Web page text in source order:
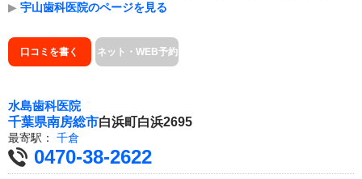
▶ 宇山歯科医院のページを見る
口コミを書く ネット・WEB予約
水島歯科医院
千葉県南房総市白浜町白浜2695
最寄駅： 千倉
0470-38-2622